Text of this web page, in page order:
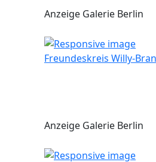
Anzeige Galerie Berlin
Freundeskreis Willy-
Anzeige Galerie Berlin